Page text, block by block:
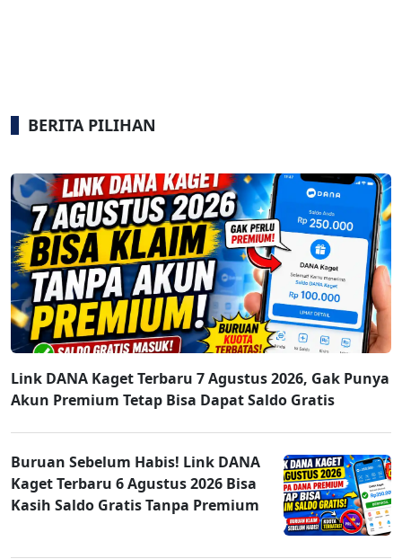
BERITA PILIHAN
Link DANA Kaget Terbaru 7 Agustus 2026, Gak Punya
Akun Premium Tetap Bisa Dapat Saldo Gratis
Buruan Sebelum Habis! Link DANA
Kaget Terbaru 6 Agustus 2026 Bisa
Kasih Saldo Gratis Tanpa Premium